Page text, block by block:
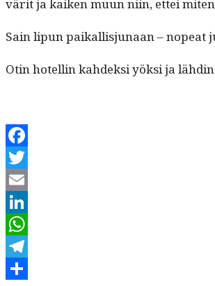
värit ja kaiken muun niin, ettei
Sain lipun paikallisju­naan – nopeat
Otin hotellin kahdek­si yök­si ja
Facebook
Twitter
Email
LinkedIn
WhatsApp
Telegram